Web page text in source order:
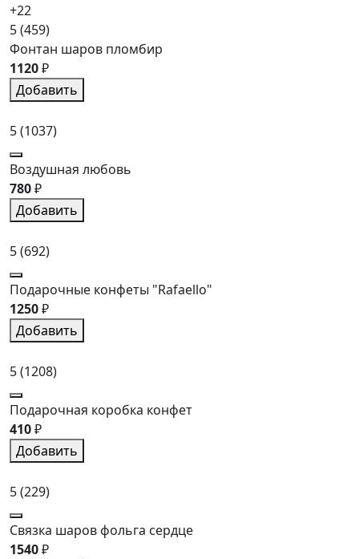
+22
5(459)
Фонтан шаров пломбир
1120₽
Добавить
5(1037)
Воздушная любовь
780₽
Добавить
5(692)
Подарочные конфеты "Rafaello"
1250₽
Добавить
5(1208)
Подарочная коробка конфет
410₽
Добавить
5(229)
Связка шаров фольга сердце
1540₽